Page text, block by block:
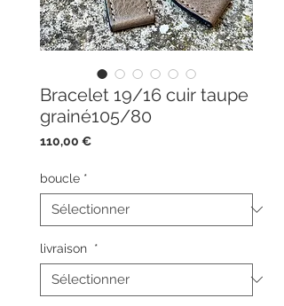
Bracelet 19/16 cuir taupe
grainé105/80
110,00 €Prix
boucle *
livraison *